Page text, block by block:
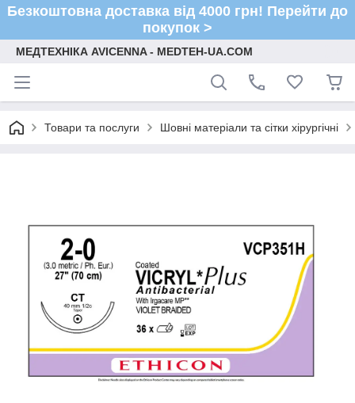
Безкоштовна доставка від 4000 грн! Перейти до
покупок >
МЕДТЕХНІКА AVICENNA - MEDTEH-UA.COM
Товари та послуги Шовні матеріали та сітки хірургічні